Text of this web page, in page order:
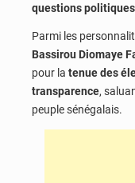
questions politiques
Parmi les
Bassirou Diomaye
pour la tenue des
transparence,
peuple sénégalais.